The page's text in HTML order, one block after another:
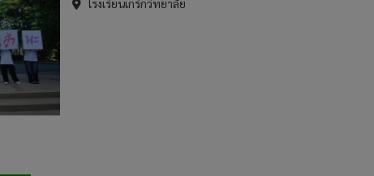
โรงเรียนเกริกวิทยาลัย